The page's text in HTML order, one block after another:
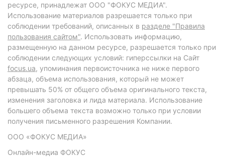
ресурсе, принадлежат ООО "ФОКУС МЕДИА".
Использование материалов разрешается только при
соблюдении требований, описанных в разделе "Правила
пользования сайтом". Использовать информацию,
размещенную на данном ресурсе, разрешается только при
соблюдении следующих условий: гиперссылки на Сайт
focus.ua, упоминания первоисточника не ниже первого
абзаца, объема использования, который не может
превышать 50% от общего объема оригинального текста,
изменения заголовка и лида материала. Использование
большего объема текста возможно только при условии
получения письменного разрешения Компании.
ООО «ФОКУС МЕДИА»
Онлайн-медиа ФОКУС